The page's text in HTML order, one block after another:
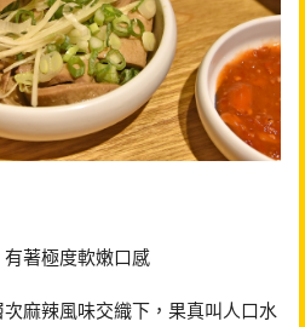
著極度軟嫩口感
麻辣風味交織下，果真叫人口水